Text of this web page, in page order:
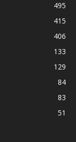
495
415
406
133
129
84
83
51